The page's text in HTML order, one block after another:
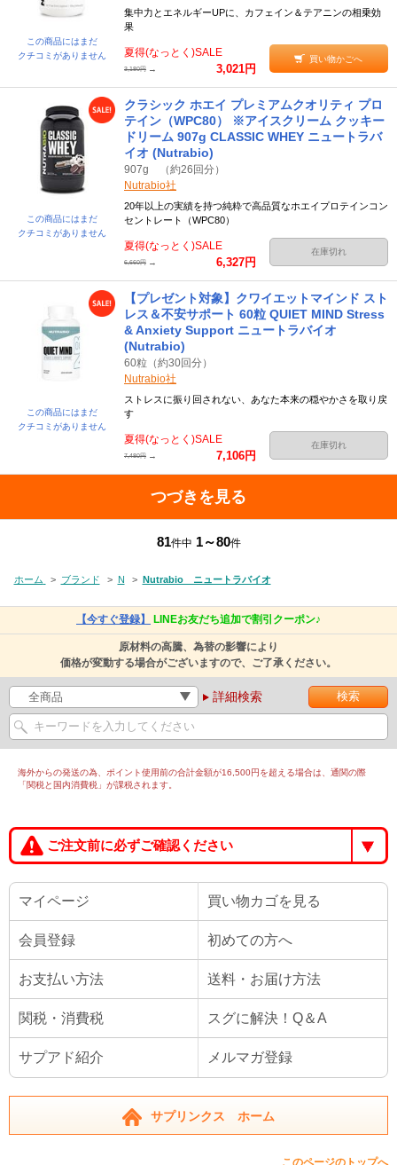
この商品にはまだ
クチコミがありません
集中力とエネルギーUPに、カフェイン＆テアニンの相乗効
果
夏得(なっとく)SALE
3,180円 → 3,021円
買い物かごへ
この商品にはまだ
クチコミがありません
クラシック ホエイ プレミアムクオリティ プロ
テイン（WPC80） ※アイスクリーム クッキー
ドリーム 907g CLASSIC WHEY ニュートラバ
イオ (Nutrabio)
907g （約26回分）
Nutrabio社
20年以上の実績を持つ純粋で高品質なホエイプロテインコン
セントレート（WPC80）
夏得(なっとく)SALE
6,660円 → 6,327円
在庫切れ
この商品にはまだ
クチコミがありません
【プレゼント対象】クワイエットマインド スト
レス＆不安サポート 60粒 QUIET MIND Stress
& Anxiety Support ニュートラバイオ
(Nutrabio)
60粒（約30回分）
Nutrabio社
ストレスに振り回されない、あなた本来の穏やかさを取り戻
す
夏得(なっとく)SALE
7,480円 → 7,106円
在庫切れ
つづきを見る
81件中 1～80件
ホーム > ブランド > N > Nutrabio ニュートラバイオ
【今すぐ登録】 LINEお友だち追加で割引クーポン♪
原材料の高騰、為替の影響により
価格が変動する場合がございますので、ご了承ください。
詳細検索
海外からの発送の為、ポイント使用前の合計金額が16,500円を超える場合は、通関の際
「関税と国内消費税」が課税されます。
ご注文前に必ずご確認ください
マイページ 買い物カゴを見る
会員登録 初めての方へ
お支払い方法 送料・お届け方法
関税・消費税 スグに解決！Q＆A
サプアド紹介 メルマガ登録
サプリンクス ホーム
このページのトップへ